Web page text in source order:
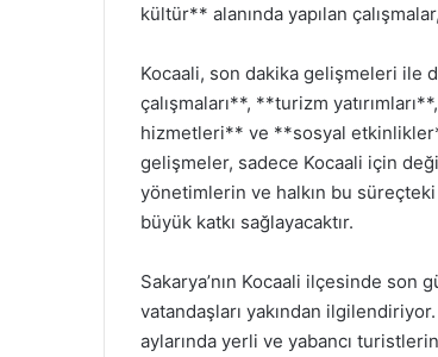
kültür** alanında yapılan
Kocaali, son dakika gelişmeleri ile
çalışmaları**, **turizm
hizmetleri** ve **sosyal
gelişmeler, sadece Kocaali için
yönetimlerin ve halkın bu
büyük katkı sağlayacaktır.
Sakarya’nın Kocaali ilçesinde son
vatandaşları yakından
aylarında yerli ve yabancı